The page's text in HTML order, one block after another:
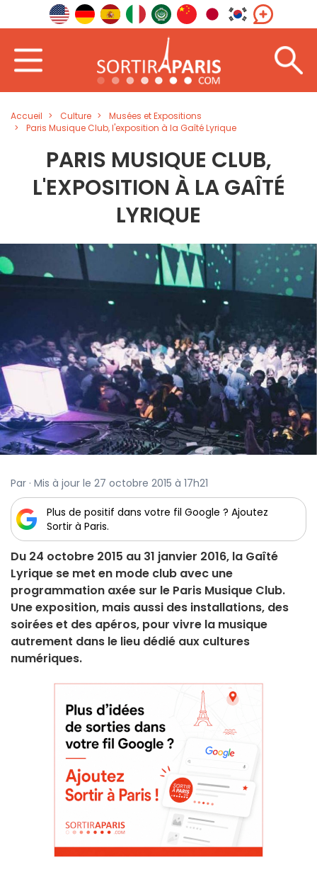
Accueil Culture
Musées et Expositions
Paris Musique Club, l'exposition à la Gaîté Lyrique
PARIS MUSIQUE CLUB,
L'EXPOSITION À LA GAÎTÉ
LYRIQUE
Par · Mis à jour le 27 octobre 2015 à 17h21
Plus de positif dans votre fil Google ? Ajoutez
Sortir à Paris.
Du 24 octobre 2015 au 31 janvier 2016, la Gaîté
Lyrique se met en mode club avec une
programmation axée sur le Paris Musique Club.
Une exposition, mais aussi des installations, des
soirées et des apéros, pour vivre la musique
autrement dans le lieu dédié aux cultures
numériques.